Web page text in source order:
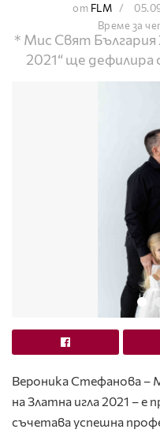
от FLM
Време за
* Мис Свят България
2021“ ще
Вероника Стефанова –
на Златна игла 2021 – е
съчетава успешна